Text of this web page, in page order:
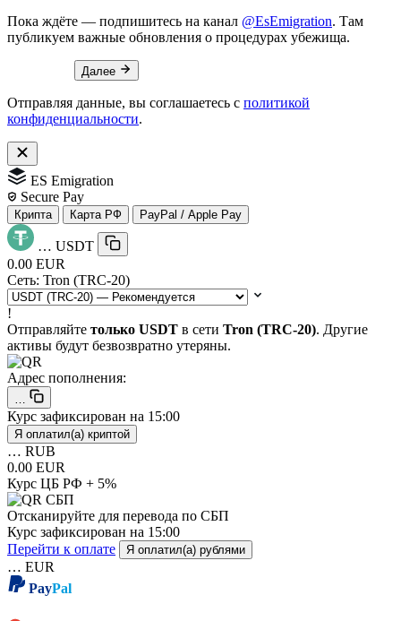
Пока ждёте — подпишитесь на канал @EsEmigration. Там
публикуем важные обновления о процедурах убежища.
Далее
Отправляя данные, вы соглашаетесь с политикой
конфиденциальности.
ES Emigration
Secure Pay
Крипта Карта РФ PayPal / Apple Pay
… USDT
0.00 EUR
Сеть: Tron (TRC-20)
!
Отправляйте только USDT в сети Tron (TRC-20). Другие
активы будут безвозвратно утеряны.
Адрес пополнения:
…
Курс зафиксирован на 15:00
Я оплатил(а) криптой
… RUB
0.00 EUR
Курс ЦБ РФ + 5%
Отсканируйте для перевода по СБП
Курс зафиксирован на 15:00
Перейти к оплате
Я оплатил(а) рублями
… EUR
PayPal